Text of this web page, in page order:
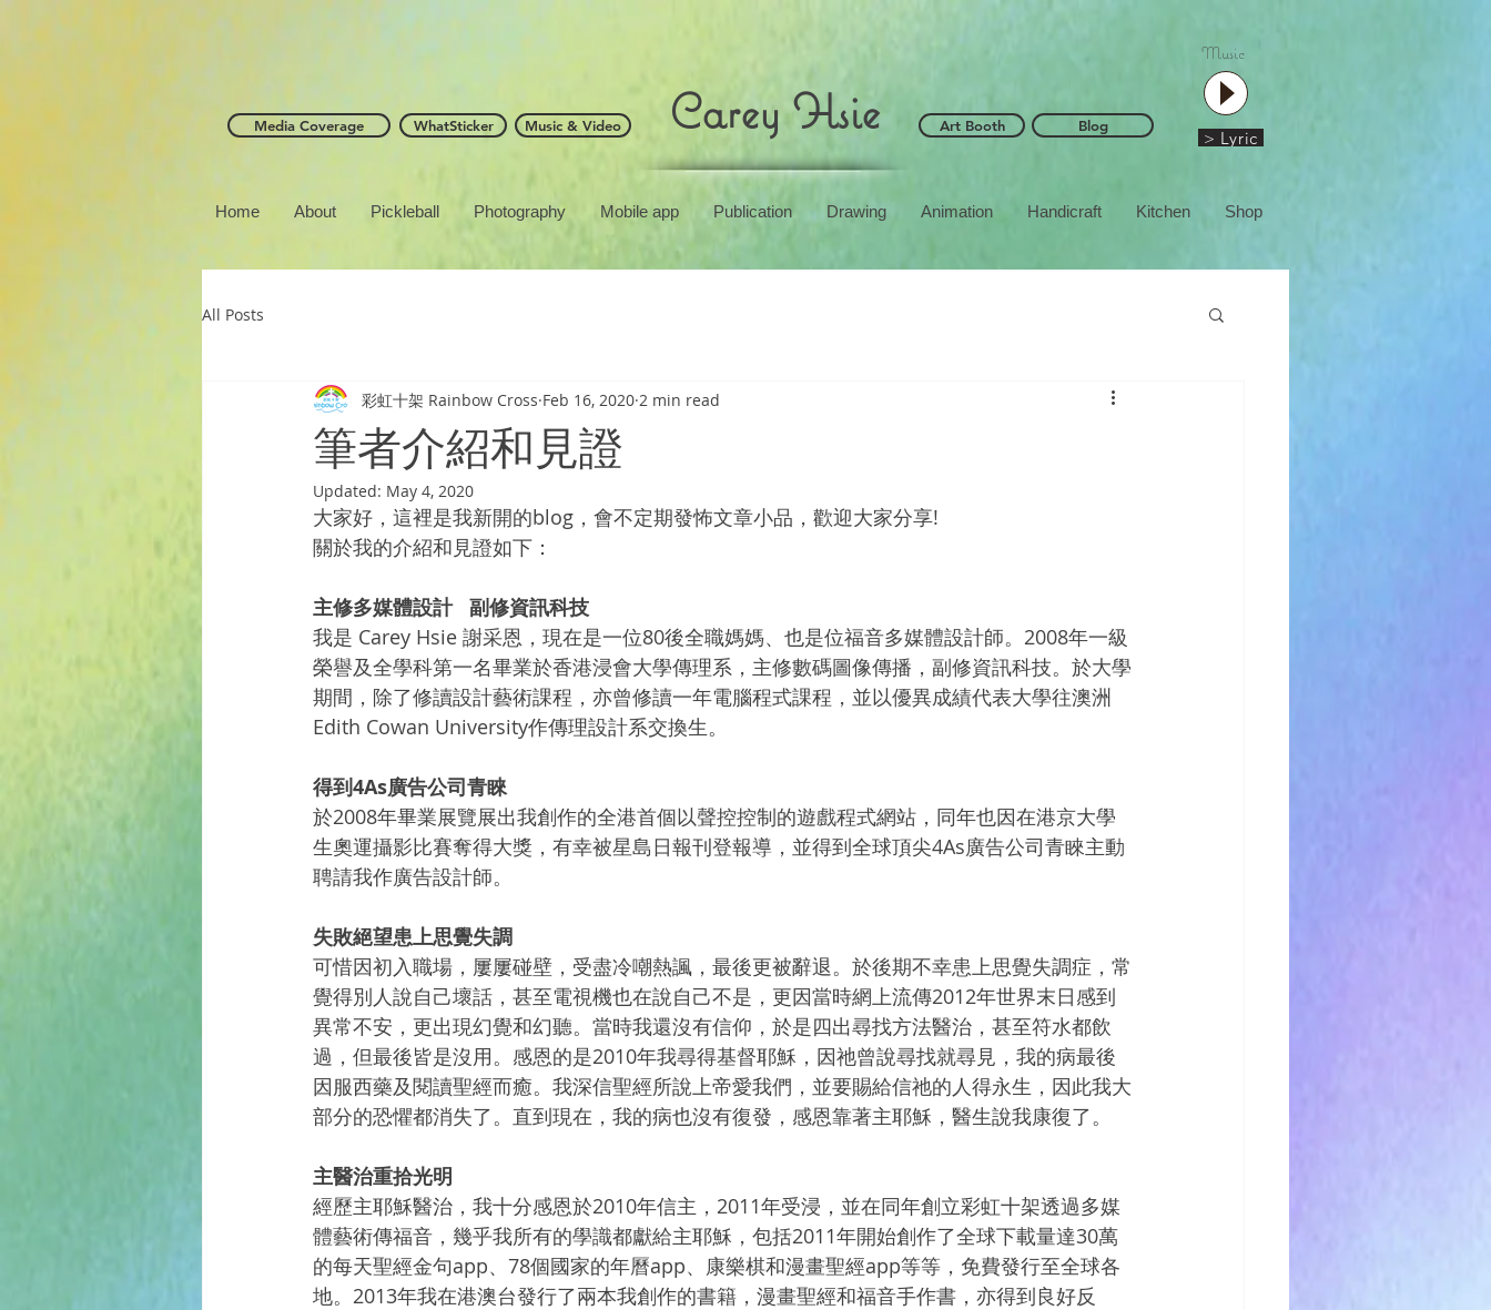
Music
Media Coverage WhatSticker Music & Video Carey Hsie Art Booth Blog
> Lyric
Home About Pickleball Photography Mobile app Publication Drawing Animation Handicraft Kitchen Shop
All Posts
筆者介紹和見證
彩虹十架 Rainbow Cross Feb 16, 2020 2 min read
Updated: May 4, 2020
大家好，這裡是我新開的blog，會不定期發怖文章小品，歡迎大家分享!
關於我的介紹和見證如下：
主修多媒體設計   副修資訊科技
我是 Carey Hsie 謝采恩，現在是一位80後全職媽媽、也是位福音多媒體設計師。2008年一級
榮譽及全學科第一名畢業於香港浸會大學傳理系，主修數碼圖像傳播，副修資訊科技。於大學
期間，除了修讀設計藝術課程，亦曾修讀一年電腦程式課程，並以優異成績代表大學往澳洲
Edith Cowan University作傳理設計系交換生。
得到4As廣告公司青睞
於2008年畢業展覽展出我創作的全港首個以聲控控制的遊戲程式網站，同年也因在港京大學
生奧運攝影比賽奪得大獎，有幸被星島日報刊登報導，並得到全球頂尖4As廣告公司青睞主動
聘請我作廣告設計師。
失敗絕望患上思覺失調
可惜因初入職場，屢屢碰壁，受盡冷嘲熱諷，最後更被辭退。於後期不幸患上思覺失調症，常
覺得別人說自己壞話，甚至電視機也在說自己不是，更因當時網上流傳2012年世界末日感到
異常不安，更出現幻覺和幻聽。當時我還沒有信仰，於是四出尋找方法醫治，甚至符水都飲
過，但最後皆是沒用。感恩的是2010年我尋得基督耶穌，因祂曾說尋找就尋見，我的病最後
因服西藥及閱讀聖經而癒。我深信聖經所說上帝愛我們，並要賜給信祂的人得永生，因此我大
部分的恐懼都消失了。直到現在，我的病也沒有復發，感恩靠著主耶穌，醫生說我康復了。
主醫治重拾光明
經歷主耶穌醫治，我十分感恩於2010年信主，2011年受浸，並在同年創立彩虹十架透過多媒
體藝術傳福音，幾乎我所有的學識都獻給主耶穌，包括2011年開始創作了全球下載量達30萬
的每天聖經金句app、78個國家的年曆app、康樂棋和漫畫聖經app等等，免費發行至全球各
地。2013年我在港澳台發行了兩本我創作的書籍，漫畫聖經和福音手作書，亦得到良好反